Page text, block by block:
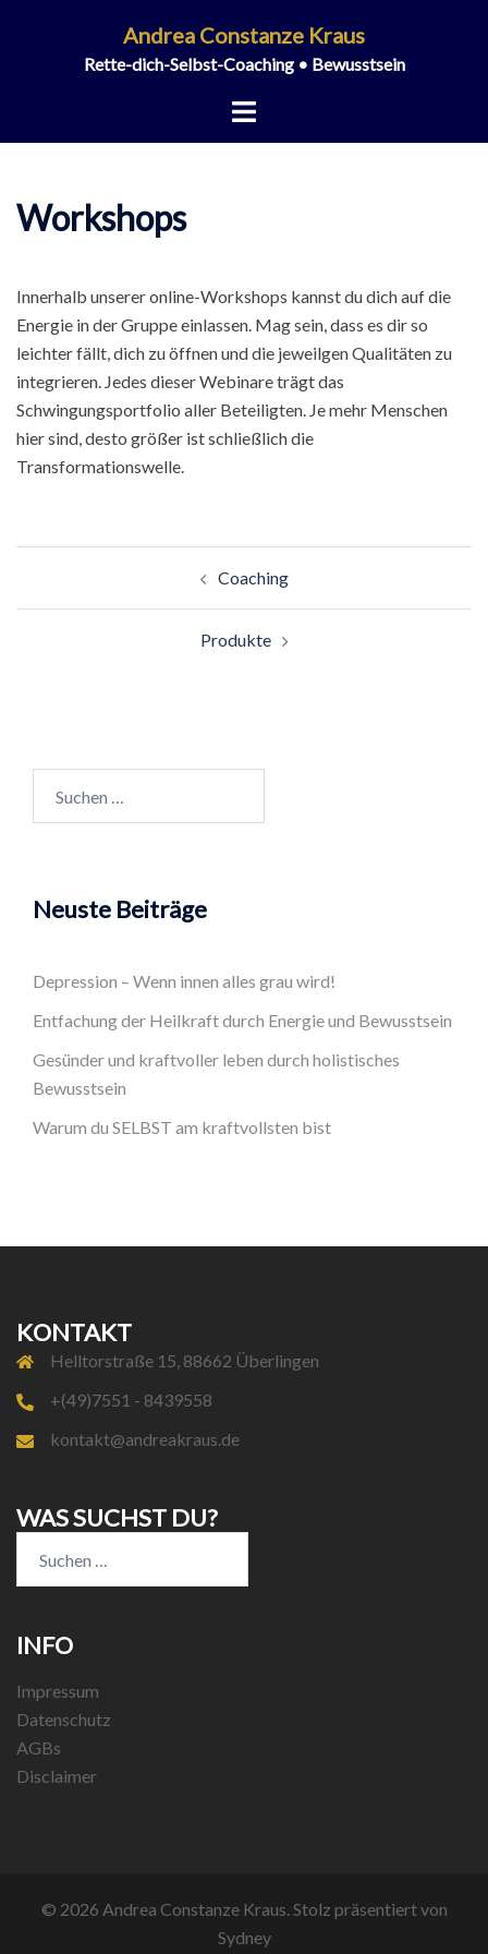
Andrea Constanze Kraus
Rette-dich-Selbst-Coaching • Bewusstsein
Menü
Workshops
Innerhalb unserer online-Workshops kannst du dich auf die
Energie in der Gruppe einlassen. Mag sein, dass es dir so
leichter fällt, dich zu öffnen und die jeweilgen Qualitäten zu
integrieren. Jedes dieser Webinare trägt das
Schwingungsportfolio aller Beteiligten. Je mehr Menschen
hier sind, desto größer ist schließlich die
Transformationswelle.
Coaching
Produkte
nach:
Neuste Beiträge
Depression – Wenn innen alles grau wird!
Entfachung der Heilkraft durch Energie und Bewusstsein
Gesünder und kraftvoller leben durch holistisches
Bewusstsein
Warum du SELBST am kraftvollsten bist
KONTAKT
Helltorstraße 15, 88662 Überlingen
+(49)7551 - 8439558
kontakt@andreakraus.de
WAS SUCHST DU?
nach:
INFO
Impressum
Datenschutz
AGBs
Disclaimer
© 2026 Andrea Constanze Kraus. Stolz präsentiert von
Sydney